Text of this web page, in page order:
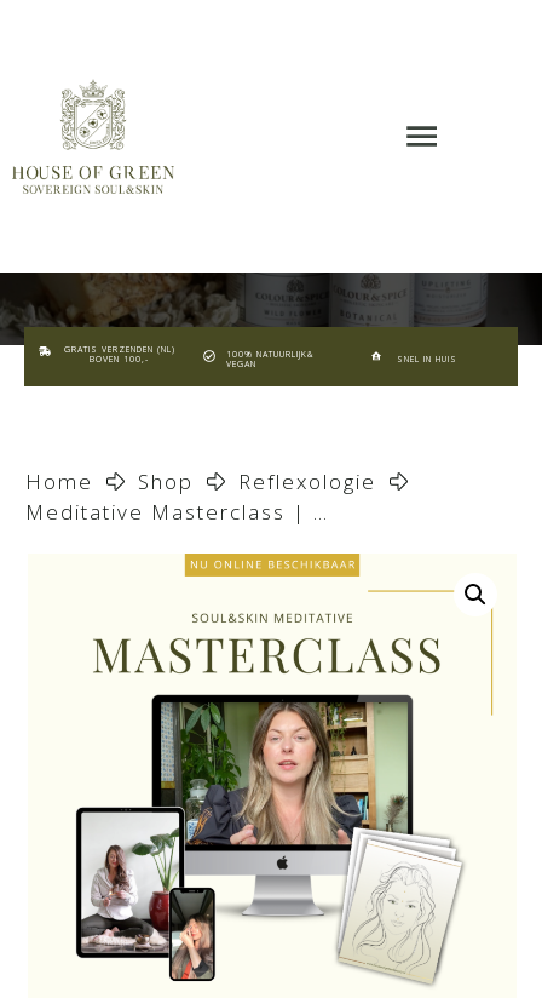
GRATIS VERZENDEN (NL)
BOVEN 100,-
100% NATUURLIJK&
VEGAN
SNEL IN HUIS
Home Shop
Reflexologie
Meditative Masterclass | Soul&Skin Alchemy